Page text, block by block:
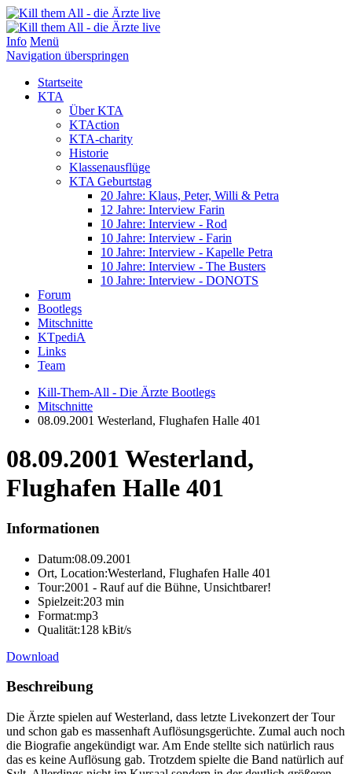
Info Menü
Navigation überspringen
Startseite
KTA
Über KTA
KTAction
KTA-charity
Historie
Klassenausflüge
KTA Geburtstag
20 Jahre: Klaus, Peter, Willi & Petra
12 Jahre: Interview Farin
10 Jahre: Interview - Rod
10 Jahre: Interview - Farin
10 Jahre: Interview - Kapelle Petra
10 Jahre: Interview - The Busters
10 Jahre: Interview - DONOTS
Forum
Bootlegs
Mitschnitte
KTpediA
Links
Team
Kill-Them-All - Die Ärzte Bootlegs
Mitschnitte
08.09.2001 Westerland, Flughafen Halle 401
08.09.2001 Westerland,
Flughafen Halle 401
Informationen
Datum:08.09.2001
Ort, Location:Westerland, Flughafen Halle 401
Tour:2001 - Rauf auf die Bühne, Unsichtbarer!
Spielzeit:203 min
Format:mp3
Qualität:128 kBit/s
Download
Beschreibung
Die Ärzte spielen auf Westerland, dass letzte Livekonzert der Tour
und schon gab es massenhaft Auflösungsgerüchte. Zumal auch noch
die Biografie angekündigt war. Am Ende stellte sich natürlich raus
das es keine Auflösung gab. Trotzdem spielte die Band natürlich auf